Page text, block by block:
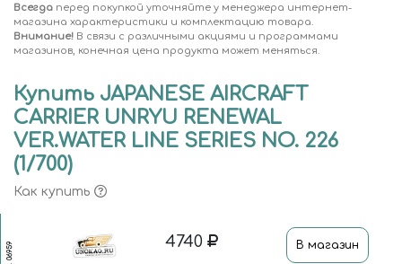
Всегда перед покупкой уточняйте у менеджера интернет-
магазина характеристики и комплектацию товара.
Внимание! В связи с различными акциями и программами
магазинов, конечная цена продукта может меняться.
Купить JAPANESE AIRCRAFT
CARRIER UNRYU RENEWAL
VER.WATER LINE SERIES NO. 226
(1/700)
Как купить
06959 4740 В магазин